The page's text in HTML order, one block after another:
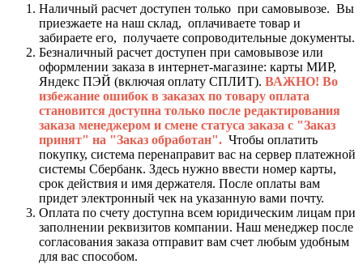
Наличный расчет доступен только при самовывозе. Вы
приезжаете на наш склад, оплачиваете товар и
забираете его, получаете сопроводительные документы.
Безналичный расчет доступен при самовывозе или
оформлении заказа в интернет-магазине: карты МИР,
Яндекс ПЭЙ (включая оплату СПЛИТ). ВАЖНО! Во
избежание ошибок в заказах по товару оплата
становится доступна только после редактирования
заказа менеджером и смене статуса заказа с "Заказ
принят" на "Заказ обработан". Чтобы оплатить
покупку, система перенаправит вас на сервер платежной
системы Сбербанк. Здесь нужно ввести номер карты,
срок действия и имя держателя. После оплаты вам
придет электронный чек на указанную вами почту.
Оплата по счету доступна всем юридическим лицам при
заполнении реквизитов компании. Наш менеджер после
согласования заказа отправит вам счет любым удобным
для вас способом.